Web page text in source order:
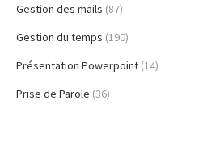
Gestion des mails (87)
Gestion du temps (190)
Présentation Powerpoint (14)
Prise de Parole (36)